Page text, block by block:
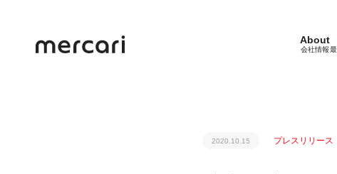
About
会社情報
2020.10.15 プレスリリース